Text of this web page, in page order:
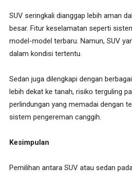
SUV seringkali dianggap lebih aman
besar. Fitur keselamatan seperti
model-model terbaru. Namun, SUV
dalam kondisi tertentu.
Sedan juga dilengkapi dengan
lebih dekat ke tanah, risiko terguling
perlindungan yang memadai dengan
sistem pengereman canggih.
Kesimpulan
Pemilihan antara SUV atau sedan